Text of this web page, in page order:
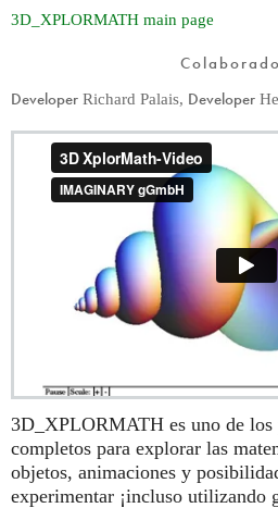
3D_XPLORMATH main page
Developer Richard Palais, Developer
3D_XPLORMATH es uno de los
completos para explorar las
objetos, animaciones y
experimentar ¡incluso utilizando